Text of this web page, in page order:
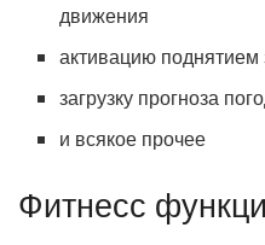
движения
активацию поднятием
загрузку прогноза
и всякое прочее
Фитнесс